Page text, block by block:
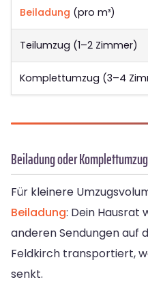
Beiladung (pro m³)
Teilumzug (1–2 Zimmer)
Komplettumzug (3–4
Beiladung oder
Für kleinere
Beiladung: Dein Hausrat
anderen Sendungen auf
Feldkirch transportiert,
senkt.